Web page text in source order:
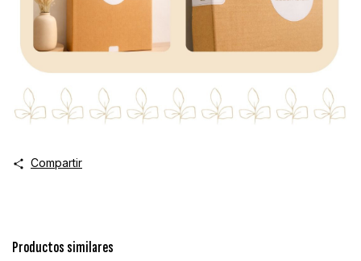
Compartir
Productos similares